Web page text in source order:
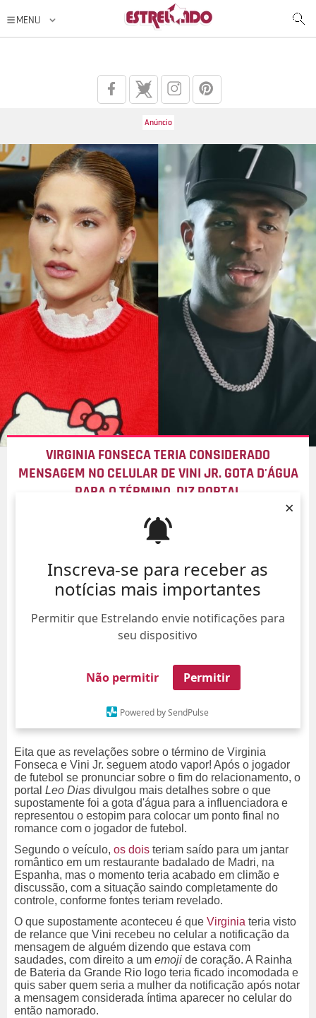
Inscreva-se para receber as
notícias mais importantes
Permitir que Estrelando envie notificações para
seu dispositivo
Não permitir Permitir
Powered by SendPulse
×
VIRGINIA FONSECA TERIA CONSIDERADO
MENSAGEM NO CELULAR DE VINI JR. GOTA D'ÁGUA
PARA O TÉRMINO, DIZ PORTAL
Eita que as revelações sobre o término de Virginia
Fonseca e Vini Jr. seguem atodo vapor! Após o jogador
de futebol se pronunciar sobre o fim do relacionamento, o
portal Leo Dias divulgou mais detalhes sobre o que
supostamente foi a gota d'água para a influenciadora e
representou o estopim para colocar um ponto final no
romance com o jogador de futebol.
Segundo o veículo, os dois teriam saído para um jantar
romântico em um restaurante badalado de Madri, na
Espanha, mas o momento teria acabado em climão e
discussão, com a situação saindo completamente do
controle, conforme fontes teriam revelado.
O que supostamente aconteceu é que Virginia teria visto
de relance que Vini recebeu no celular a notificação da
mensagem de alguém dizendo que estava com
saudades, com direito a um emoji de coração. A Rainha
de Bateria da Grande Rio logo teria ficado incomodada e
quis saber quem seria a mulher da notificação após notar
a mensagem considerada íntima aparecer no celular do
então namorado.